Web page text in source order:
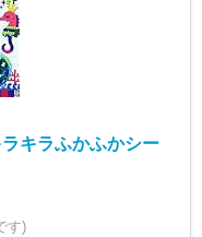
キラふかふかシー
す)